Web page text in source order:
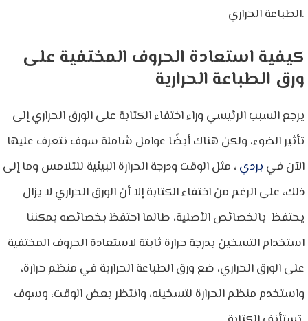
الطباعة الحراري.
كيفية استعادة الحروف المختفية على
ورق الطباعة الحرارية
يرجع السبب الرئيسي وراء اختفاء الكتابة على الورق الحراري إلى
تأثير الضوء، ولكن هناك أيضًا عوامل شاملة سوف نتعرف عليها
الآن في بردي ، مثل الوقت ودرجة الحرارة البيئية للتلامس وما إلى
ذلك، على الرغم من اختفاء الكتابة إلا أن الورق الحراري لا يزال
يحتفظ بالخصائص الأصلية، طالما احتفظ بخصائصه يمكننا
استخدام التسخين بدرجة حرارة ثابتة لاستعادة الحروف المختفية
على الورق الحراري، ضع ورق الطباعة الحرارية في منظم حرارة،
واستخدم منظم الحرارة لتسخينه، وانتظر بعض الوقت، وسوف